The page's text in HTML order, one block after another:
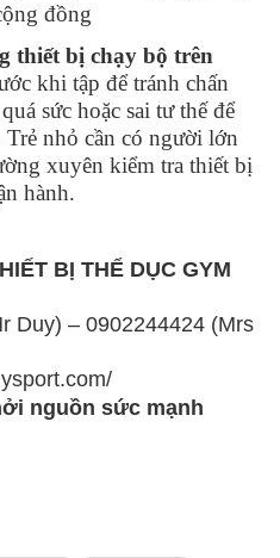
đồng
thiết bị chạy bộ trên
khi tập để tránh chấn
sức hoặc sai tư thế để
nhỏ cần có người lớn
xuyên kiểm tra thiết bị
hành.
BỊ THỂ DỤC GYM
Duy) – 0902244424 (Mrs
nguồn sức mạnh